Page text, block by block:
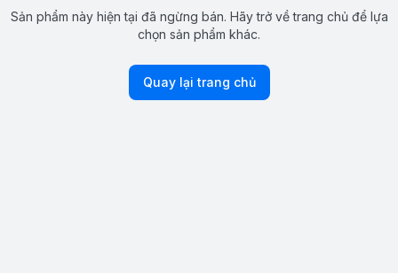
Sản phẩm này hiện tại đã ngừng bán. Hãy trở về trang chủ để lựa
chọn sản phẩm khác.
Quay lại trang chủ